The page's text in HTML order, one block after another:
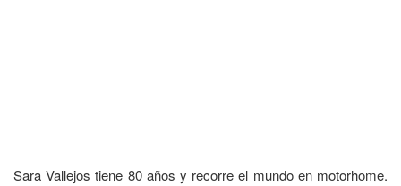
Sara Vallejos tiene 80 años y recorre el mundo en motorhome.